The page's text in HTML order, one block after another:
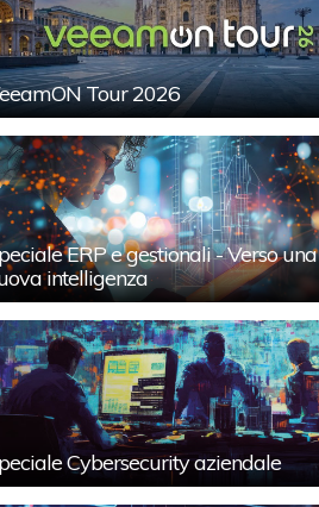
Tour 2026
ERP e gestionali - Verso una
intelligenza
Cybersecurity aziendale